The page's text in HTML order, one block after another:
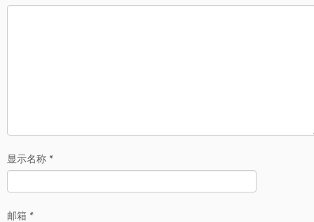
显示名称 *
邮箱 *